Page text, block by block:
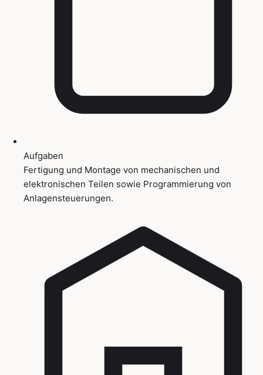
Aufgaben
Fertigung und Montage von mechanischen und
elektronischen Teilen sowie Programmierung von
Anlagensteuerungen.